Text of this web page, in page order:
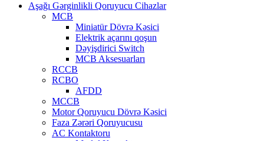
Aşağı Gərginlikli Qoruyucu Cihazlar
MCB
Miniatür Dövrə Kəsici
Elektrik açarını qoşun
Dəyişdirici Switch
MCB Aksesuarları
RCCB
RCBO
AFDD
MCCB
Motor Qoruyucu Dövrə Kəsici
Faza Zərəri Qoruyucusu
AC Kontaktoru